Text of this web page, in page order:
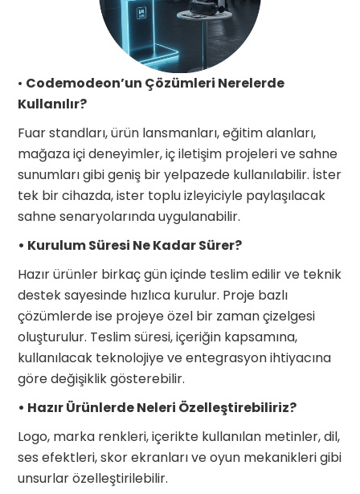
‍• Codemodeon’un Çözümleri Nerelerde
Kullanılır?
Fuar standları, ürün lansmanları, eğitim alanları,
mağaza içi deneyimler, iç iletişim projeleri ve sahne
sunumları gibi geniş bir yelpazede kullanılabilir. İster
tek bir cihazda, ister toplu izleyiciyle paylaşılacak
sahne senaryolarında uygulanabilir.
• Kurulum Süresi Ne Kadar Sürer?
Hazır ürünler birkaç gün içinde teslim edilir ve teknik
destek sayesinde hızlıca kurulur. Proje bazlı
çözümlerde ise projeye özel bir zaman çizelgesi
oluşturulur. Teslim süresi, içeriğin kapsamına,
kullanılacak teknolojiye ve entegrasyon ihtiyacına
göre değişiklik gösterebilir.
• Hazır Ürünlerde Neleri Özelleştirebiliriz?
Logo, marka renkleri, içerikte kullanılan metinler, dil,
ses efektleri, skor ekranları ve oyun mekanikleri gibi
unsurlar özelleştirilebilir.